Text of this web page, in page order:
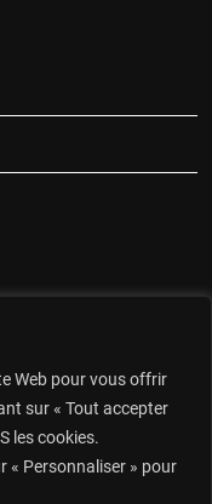
Web pour vous offrir
sur « Tout accepter
les cookies.
« Personnaliser » pour